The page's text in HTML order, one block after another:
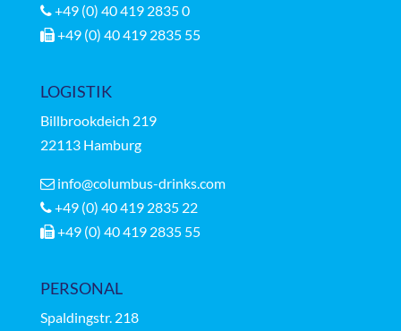
+49 (0) 40 419 2835 0
+49 (0) 40 419 2835 55
LOGISTIK
Billbrookdeich 219
22113 Hamburg
info@columbus-drinks.com
+49 (0) 40 419 2835 22
+49 (0) 40 419 2835 55
PERSONAL
Spaldingstr. 218